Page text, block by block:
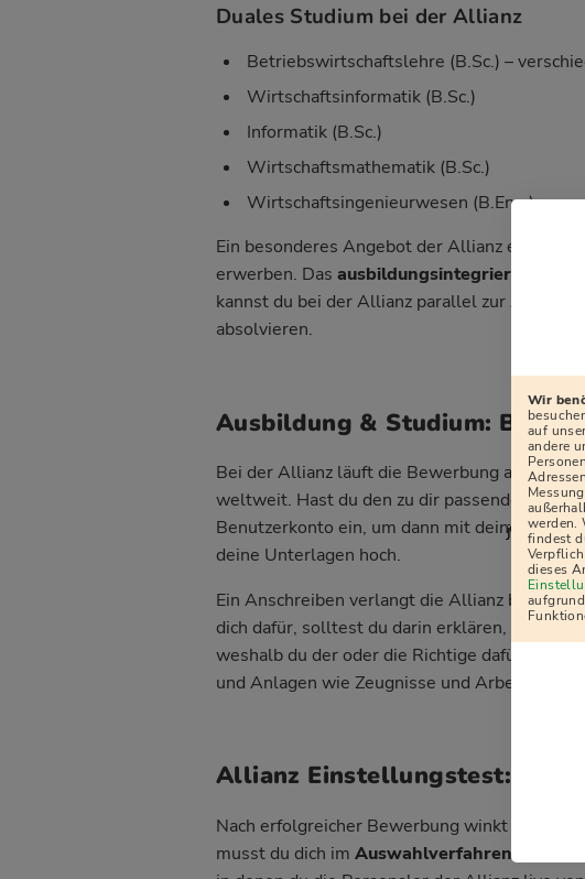
Duales Studium bei der Allianz
Betriebswirtschaftslehre (B.Sc.) –
Wirtschaftsinformatik (B.Sc.)
Informatik (B.Sc.)
Wirtschaftsmathematik (B.Sc.)
Wirtschaftsingenieurwesen (B.Eng.)
Ein besonderes Angebot der Allianz
erwerben. Das ausbildungsintegrierte
kannst du bei der Allianz parallel zur
absolvieren.
Ausbildung & Studium:
Bei der Allianz läuft die Bewerbung
weltweit. Hast du den zu dir passenden
Benutzerkonto ein, um dann mit deiner
deine Unterlagen hoch.
Ein Anschreiben verlangt die Allianz bei der
dich dafür, solltest du darin erklären, warum
weshalb du der oder die Richtige dafür bist.
und Anlagen wie Zeugnisse und
Allianz Einstellungstest:
Nach erfolgreicher Bewerbung winkt bei der
musst du dich im Auswahlverfahren
j
Wir
auf
andere
werden.
findest
dieses